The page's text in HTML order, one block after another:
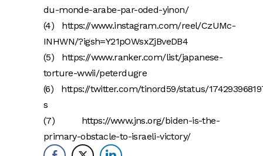
du-monde-arabe-par-oded-yinon/
(4) https://www.instagram.com/reel/CzUMc-
INHWN/?igsh=Y21pOWsxZjBveDB4
(5) https://www.ranker.com/list/japanese-
torture-wwii/peterdugre
(6) https://twitter.com/tinord59/status/
s
(7) https://www.jns.org/biden-is-the-
primary-obstacle-to-israeli-victory/